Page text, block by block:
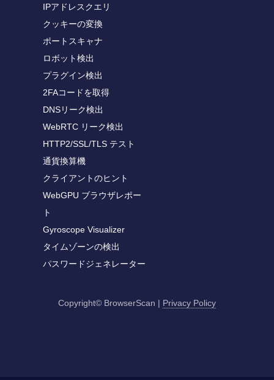
IPアドレスクエリ
クッキーの変換
ポートスキャナ
ロボット検出
プラグイン検出
2FAコードを取得
DNSリーク検出
WebRTC リーク検出
HTTP2/SSL/TLS テスト
通貨換算機
クライアントのヒント
WebGPU ブラウザレポー
ト
Gyroscope Visualizer
タイムゾーンの検出
パスワードジェネレーター
Copyright© BrowserScan | Privacy Policy